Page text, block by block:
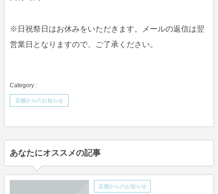
※日祝祭日はお休みをいただきます。メールの返信は翌
営業日となりますので、ご了承ください。
店舗からのお知らせ
あなたにオススメの記事
店舗からのお知らせ